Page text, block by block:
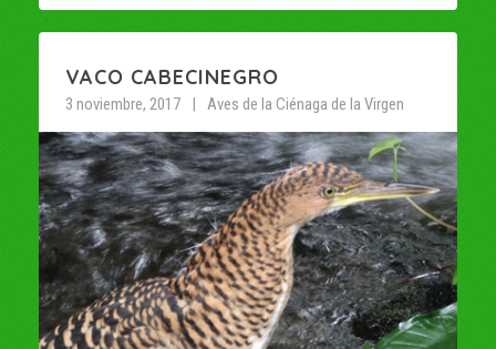
VACO CABECINEGRO
3 noviembre, 2017 Aves de la Ciénaga de la Virgen